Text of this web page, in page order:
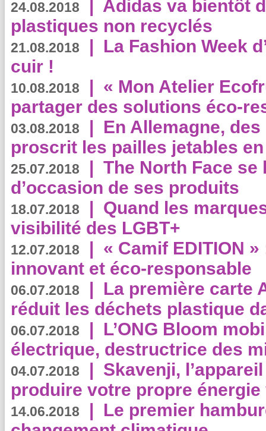
24.08.2018 | Adidas va bientôt
plastiques non recyclés
21.08.2018 | La Fashion Week
cuir !
10.08.2018 | « Mon Atelier
partager des solutions éco-
03.08.2018 | En Allemagne,
proscrit les pailles jetables
25.07.2018 | The North Face se
d’occasion de ses produits
18.07.2018 | Quand les
visibilité des LGBT+
12.07.2018 | « Camif EDITION
innovant et éco-responsable
06.07.2018 | La première carte
réduit les déchets plastique
06.07.2018 | L’ONG Bloom
électrique, destructrice des
04.07.2018 | Skavenji,
produire votre propre
14.06.2018 | Le premier